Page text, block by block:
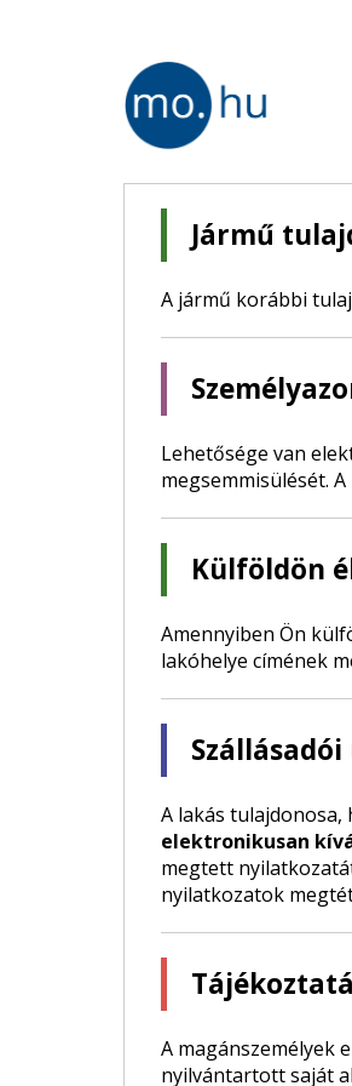
Jármű
A jármű korábbi
Lehetősége van
megsemmisülését.
Külföldön
Amennyiben Ön
lakóhelye címének
A lakás tulajdonosa,
elektronikusan
megtett
nyilatkozatok
A magánszemélyek
nyilvántartott saját